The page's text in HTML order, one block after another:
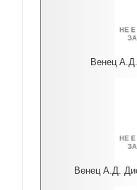
Венец
Венец А.Д.